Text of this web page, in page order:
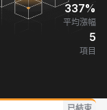
337%
平均漲幅
5
項目